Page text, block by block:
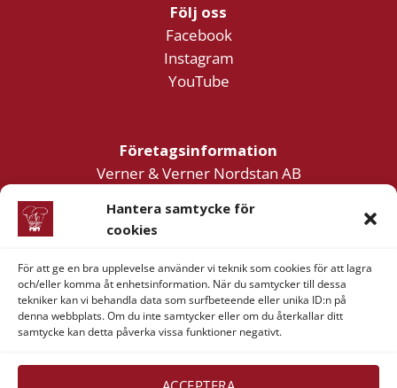
Hantera samtycke för
cookies
För att ge en bra upplevelse använder vi teknik som cookies för att lagra
och/eller komma åt enhetsinformation. När du samtycker till dessa
tekniker kan vi behandla data som surfbeteende eller unika ID:n på
denna webbplats. Om du inte samtycker eller om du återkallar ditt
samtycke kan detta påverka vissa funktioner negativt.
Följ oss
Facebook
Instagram
YouTube
Företagsinformation
Verner & Verner Nordstan AB
411 05 Göteborg
Visa MasterCardAmerican
Alla rättigheter reserverade 2026 ©Verner & Verner